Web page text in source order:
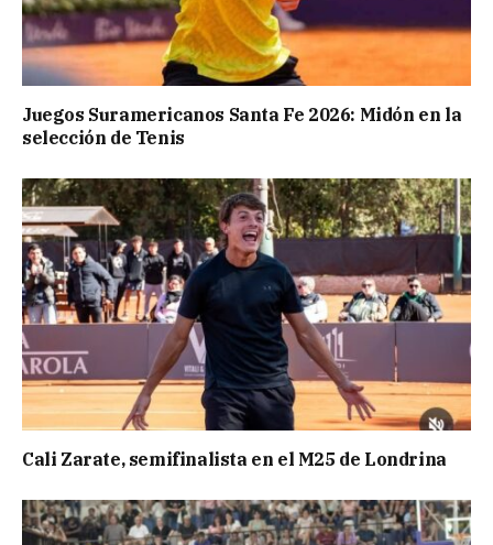
Juegos Suramericanos Santa Fe 2026: Midón en la
selección de Tenis
Cali Zarate, semifinalista en el M25 de Londrina